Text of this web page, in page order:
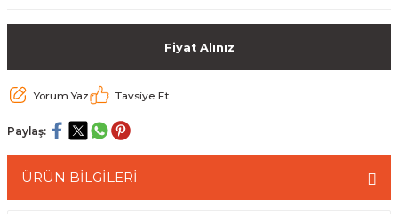
Fiyat Alınız
Yorum Yaz Tavsiye Et
Paylaş:
ÜRÜN BİLGİLERİ